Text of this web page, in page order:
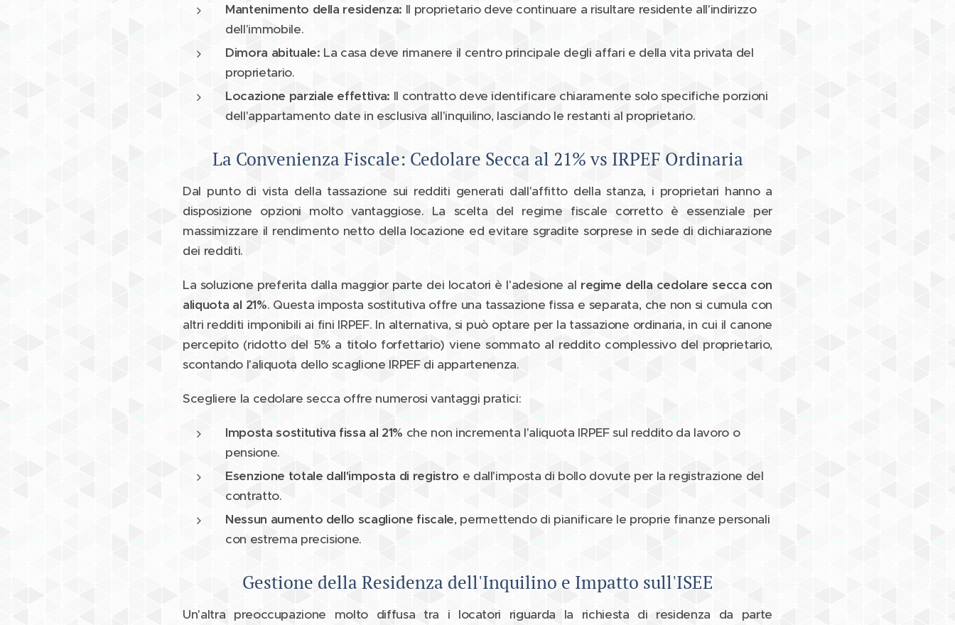
Mantenimento della residenza: Il proprietario deve continuare a risultare residente all'indirizzo
dell'immobile.
Dimora abituale: La casa deve rimanere il centro principale degli affari e della vita privata del
proprietario.
Locazione parziale effettiva: Il contratto deve identificare chiaramente solo specifiche porzioni
dell'appartamento date in esclusiva all'inquilino, lasciando le restanti al proprietario.
La Convenienza Fiscale: Cedolare Secca al 21% vs IRPEF Ordinaria
Dal punto di vista della tassazione sui redditi generati dall'affitto della stanza, i proprietari hanno a
disposizione opzioni molto vantaggiose. La scelta del regime fiscale corretto è essenziale per
massimizzare il rendimento netto della locazione ed evitare sgradite sorprese in sede di dichiarazione
dei redditi.
La soluzione preferita dalla maggior parte dei locatori è l'adesione al regime della cedolare secca con
aliquota al 21%. Questa imposta sostitutiva offre una tassazione fissa e separata, che non si cumula con
altri redditi imponibili ai fini IRPEF. In alternativa, si può optare per la tassazione ordinaria, in cui il canone
percepito (ridotto del 5% a titolo forfettario) viene sommato al reddito complessivo del proprietario,
scontando l'aliquota dello scaglione IRPEF di appartenenza.
Scegliere la cedolare secca offre numerosi vantaggi pratici:
Imposta sostitutiva fissa al 21% che non incrementa l'aliquota IRPEF sul reddito da lavoro o
pensione.
Esenzione totale dall'imposta di registro e dall'imposta di bollo dovute per la registrazione del
contratto.
Nessun aumento dello scaglione fiscale, permettendo di pianificare le proprie finanze personali
con estrema precisione.
Gestione della Residenza dell'Inquilino e Impatto sull'ISEE
Un'altra preoccupazione molto diffusa tra i locatori riguarda la richiesta di residenza da parte